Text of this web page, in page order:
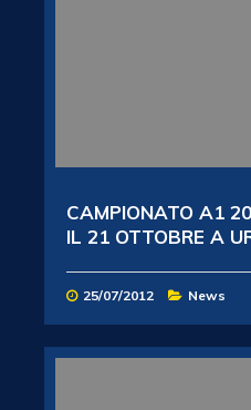
CAMPIONATO A1
IL 21 OTTOBRE A
25/07/2012 News